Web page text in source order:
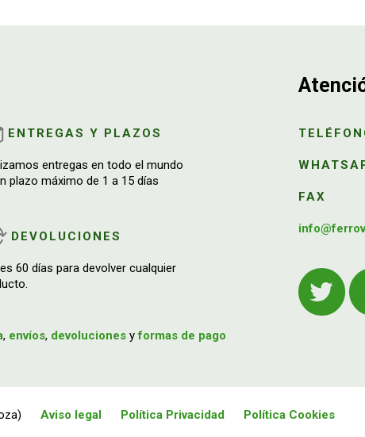
ENTREGAS Y PLAZOS
entregas en todo el mundo
plazo máximo de 1 a 15 días
DEVOLUCIONES
60 días para devolver cualquier
, envíos, devoluciones yformas de pago
FAX
Aviso legal Política Privacidad Política Cookies